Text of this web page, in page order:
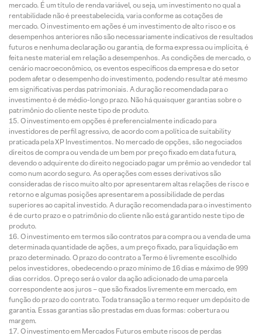
mercado. É um título de renda variável, ou seja, um investimento no qual a
rentabilidade não é preestabelecida, varia conforme as cotações de
mercado. O investimento em ações é um investimento de alto risco e os
desempenhos anteriores não são necessariamente indicativos de resultados
futuros e nenhuma declaração ou garantia, de forma expressa ou implícita, é
feita neste material em relação a desempenhos. As condições de mercado, o
cenário macroeconômico, os eventos específicos da empresa e do setor
podem afetar o desempenho do investimento, podendo resultar até mesmo
em significativas perdas patrimoniais. A duração recomendada para o
investimento é de médio-longo prazo. Não há quaisquer garantias sobre o
patrimônio do cliente neste tipo de produto.
O investimento em opções é preferencialmente indicado para
investidores de perfil agressivo, de acordo com a política de suitability
praticada pela XP Investimentos. No mercado de opções, são negociados
direitos de compra ou venda de um bem por preço fixado em data futura,
devendo o adquirente do direito negociado pagar um prêmio ao vendedor tal
como num acordo seguro. As operações com esses derivativos são
consideradas de risco muito alto por apresentarem altas relações de risco e
retorno e algumas posições apresentarem a possibilidade de perdas
superiores ao capital investido. A duração recomendada para o investimento
é de curto prazo e o patrimônio do cliente não está garantido neste tipo de
produto.
O investimento em termos são contratos para compra ou a venda de uma
determinada quantidade de ações, a um preço fixado, para liquidação em
prazo determinado. O prazo do contrato a Termo é livremente escolhido
pelos investidores, obedecendo o prazo mínimo de 16 dias e máximo de 999
dias corridos. O preço será o valor da ação adicionado de uma parcela
correspondente aos juros – que são fixados livremente em mercado, em
função do prazo do contrato. Toda transação a termo requer um depósito de
garantia. Essas garantias são prestadas em duas formas: cobertura ou
margem.
O investimento em Mercados Futuros embute riscos de perdas